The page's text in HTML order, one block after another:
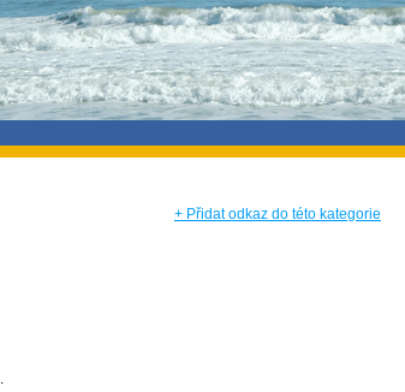
+ Přidat odkaz do této kategorie